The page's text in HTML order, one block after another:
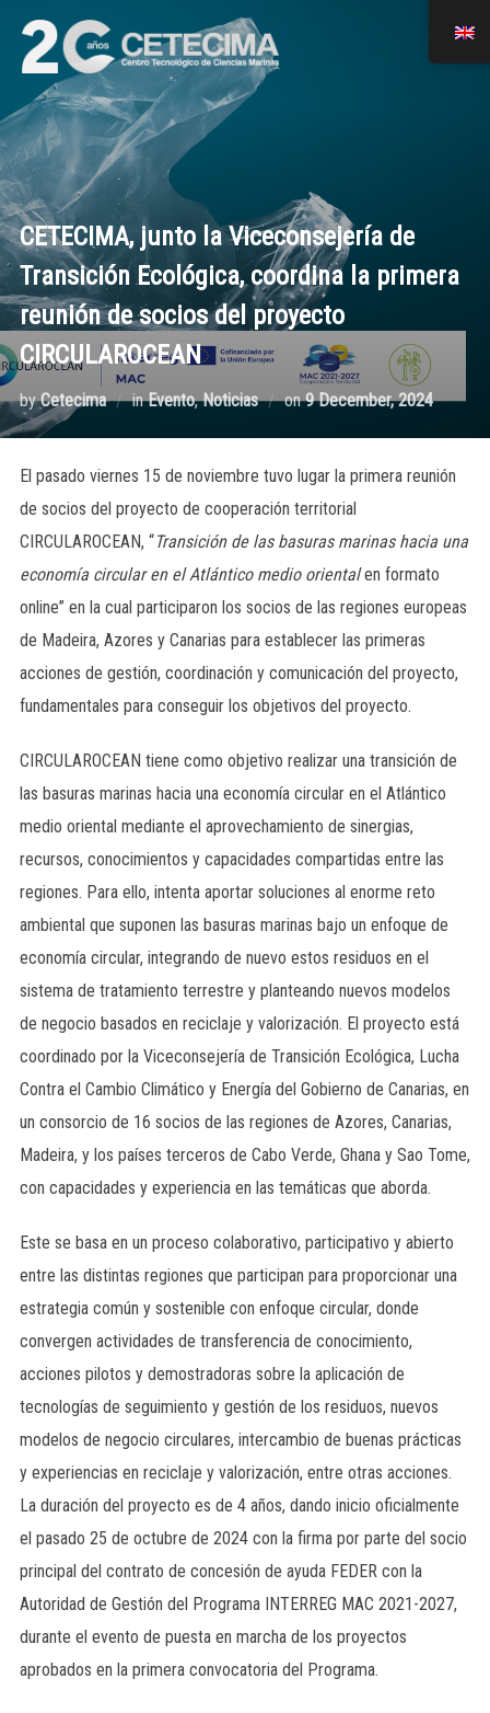
CETECIMA, junto la Viceconsejería de
Transición Ecológica, coordina la primera
reunión de socios del proyecto
CIRCULAROCEAN
byCetecima inEvento,Noticias on9 December, 2024
El pasado viernes 15 de noviembre tuvo lugar la primera reunión
de socios del proyecto de cooperación territorial
CIRCULAROCEAN, “Transición de las basuras marinas hacia una
economía circular en el Atlántico medio orientalen formato
online” en la cual participaron los socios de las regiones europeas
de Madeira, Azores y Canarias para establecer las primeras
acciones de gestión, coordinación y comunicación del proyecto,
fundamentales para conseguir los objetivos del proyecto.
CIRCULAROCEAN tiene como objetivo realizar una transición de
las basuras marinas hacia una economía circular en el Atlántico
medio oriental mediante el aprovechamiento de sinergias,
recursos, conocimientos y capacidades compartidas entre las
regiones. Para ello, intenta aportar soluciones al enorme reto
ambiental que suponen las basuras marinas bajo un enfoque de
economía circular, integrando de nuevo estos residuos en el
sistema de tratamiento terrestre y planteando nuevos modelos
de negocio basados en reciclaje y valorización. El proyecto está
coordinado por la Viceconsejería de Transición Ecológica, Lucha
Contra el Cambio Climático y Energía del Gobierno de Canarias, en
un consorcio de 16 socios de las regiones de Azores, Canarias,
Madeira, y los países terceros de Cabo Verde, Ghana y Sao Tome,
con capacidades y experiencia en las temáticas que aborda.
Este se basa en un proceso colaborativo, participativo y abierto
entre las distintas regiones que participan para proporcionar una
estrategia común y sostenible con enfoque circular, donde
convergen actividades de transferencia de conocimiento,
acciones pilotos y demostradoras sobre la aplicación de
tecnologías de seguimiento y gestión de los residuos, nuevos
modelos de negocio circulares, intercambio de buenas prácticas
y experiencias en reciclaje y valorización, entre otras acciones.
La duración del proyecto es de 4 años, dando inicio oficialmente
el pasado 25 de octubre de 2024 con la firma por parte del socio
principal del contrato de concesión de ayuda FEDER con la
Autoridad de Gestión del Programa INTERREG MAC 2021-2027,
durante el evento de puesta en marcha de los proyectos
aprobados en la primera convocatoria del Programa.